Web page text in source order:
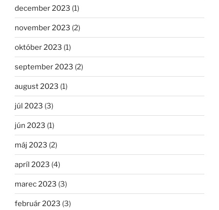
december 2023 (1)
november 2023 (2)
október 2023 (1)
september 2023 (2)
august 2023 (1)
júl 2023 (3)
jún 2023 (1)
máj 2023 (2)
apríl 2023 (4)
marec 2023 (3)
február 2023 (3)